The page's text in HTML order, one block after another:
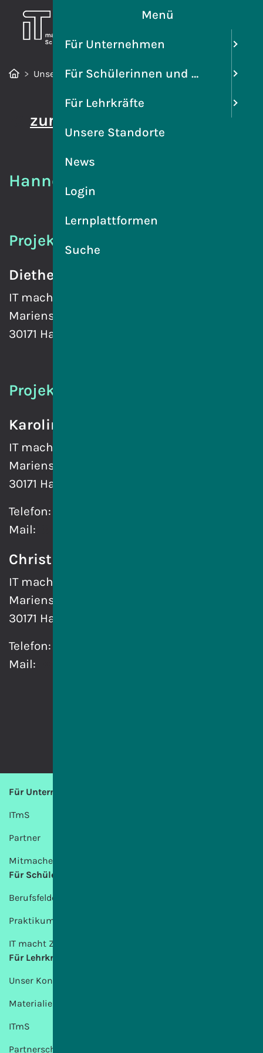
Unsere Standorte Hannover
zurück
Hannover
Projektleitung
Diethelm Heinen
IT macht Schule gGmbH
Marienstraße 6
30171 Hannover
Projektmanagement
Karoline Bachmann
IT macht Schule gGmbH
Marienstraße 6
30171 Hannover
Telefon:
Mail:
Christin Jürgens
IT macht Schule gGmbH
Marienstraße 6
30171 Hannover
Telefon:
Mail:
Für Unternehmen
ITmS
Partner
Mitmachen
Für Schülerinnen und Schüler
Berufsfelder
Praktikum
IT macht Zukunft
Für Lehrkräfte
Unser Konzept
Materialien
ITmS
Partnerschulen
Menü
Für Unternehmen
Für Schülerinnen und Schüler
Für Lehrkräfte
Unsere Standorte
News
Login
Lernplattformen
Suche